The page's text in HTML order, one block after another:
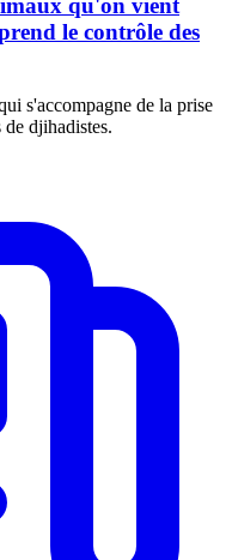
qu'on vient
le contrôle des
s'accompagne de la prise
djihadistes.